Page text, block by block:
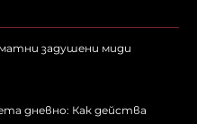
задушени миди
дневно: Как действа